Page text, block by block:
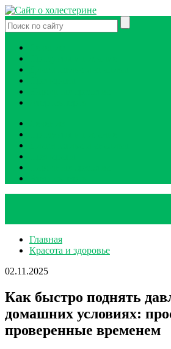
Главная
Красота и здоровье
02.11.2025
Как быстро поднять
домашних условиях:
проверенные временем